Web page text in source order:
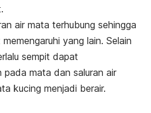
air mata terhubung sehingga
yang lain. Selain
sempit dapat
mata dan saluran air
kucing menjadi berair.